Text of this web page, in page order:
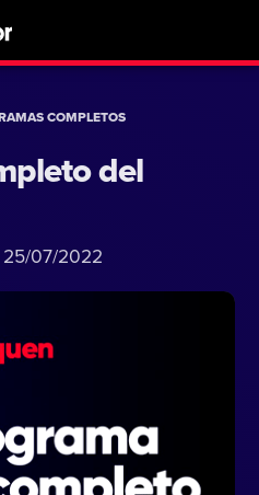
COMPLETOS
del
07/2022